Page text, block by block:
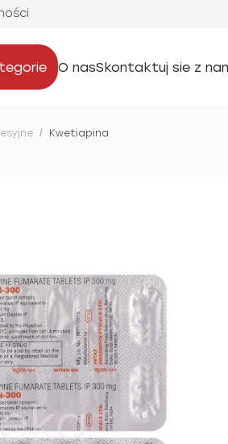
O nasSkontaktuj sie z
/ Kwetiapina